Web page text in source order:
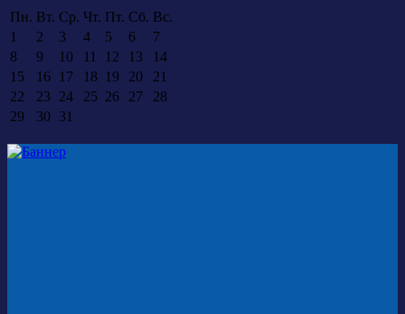
Пн. Вт. Ср. Чт. Пт. Сб. Вс.
1
2 3 4 5 6
7
8
9 10 11 12 13
14
15
16 17 18 19 20
21
22
23 24 25 26 27
28
29
30 31